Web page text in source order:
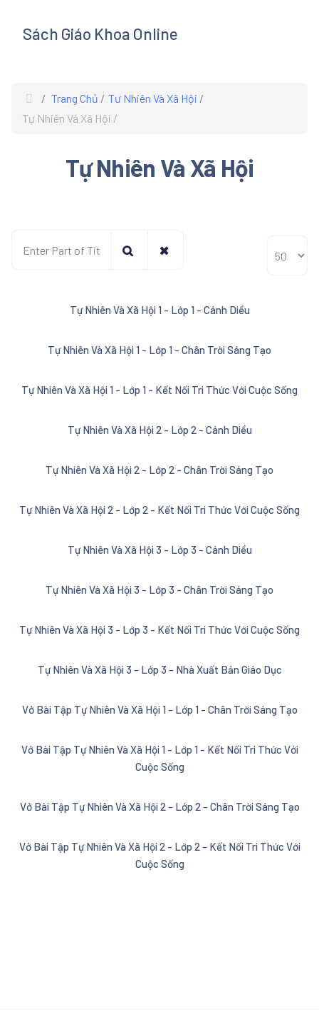
Sách Giáo Khoa Online
Trang Chủ
Tư Nhiên Và Xã Hội
Tự Nhiên Và Xã Hội
Tự Nhiên Và Xã Hội
Tự Nhiên Và Xã Hội 1 - Lớp 1 - Cánh Diều
Tự Nhiên Và Xã Hội 1 - Lớp 1 - Chân Trời Sáng Tạo
Tự Nhiên Và Xã Hội 1 - Lớp 1 - Kết Nối Tri Thức Với Cuộc Sống
Tự Nhiên Và Xã Hội 2 - Lớp 2 - Cánh Diều
Tự Nhiên Và Xã Hội 2 - Lớp 2 - Chân Trời Sáng Tạo
Tự Nhiên Và Xã Hội 2 - Lớp 2 - Kết Nối Tri Thức Với Cuộc Sống
Tự Nhiên Và Xã Hội 3 - Lớp 3 - Cánh Diều
Tự Nhiên Và Xã Hội 3 - Lớp 3 - Chân Trời Sáng Tạo
Tự Nhiên Và Xã Hội 3 - Lớp 3 - Kết Nối Tri Thức Với Cuộc Sống
Tự Nhiên Và Xã Hội 3 - Lớp 3 - Nhà Xuất Bản Giáo Dục
Vở Bài Tập Tự Nhiên Và Xã Hội 1 - Lớp 1 - Chân Trời Sáng Tạo
Vở Bài Tập Tự Nhiên Và Xã Hội 1 - Lớp 1 - Kết Nối Tri Thức Với
Cuộc Sống
Vở Bài Tập Tự Nhiên Và Xã Hội 2 - Lớp 2 - Chân Trời Sáng Tạo
Vở Bài Tập Tự Nhiên Và Xã Hội 2 - Lớp 2 - Kết Nối Tri Thức Với
Cuộc Sống